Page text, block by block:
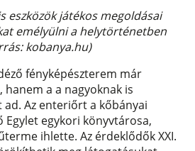
eszközök játékos megoldásai
emélyülni a helytörténetben
kobanya.hu)
fényképészterem már
hanem a a nagyoknak is
Az enteriőrt a kőbányai
Egylet egykori könyvtárosa,
ihlette. Az érdeklődők XXI.